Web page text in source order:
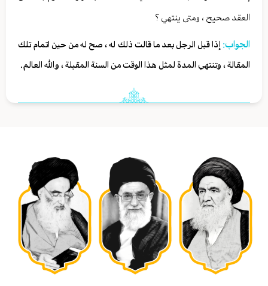
العقد صحيح ، ومتى ينتهي ؟
الجواب: إذا قبل الرجل بعد ما قالت ذلك له ، صح له من حين اتمام تلك
المقالة ، وتنتهي المدة لمثل هذا الوقت من السنة المقبلة ، والله العالم.